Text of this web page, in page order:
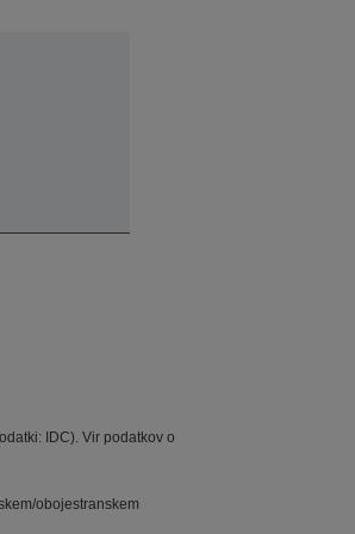
IDC). Vir podatkov o
obojestranskem